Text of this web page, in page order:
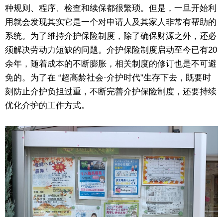
种规则、程序、检查和续保都很繁琐。但是，一旦开始利
用就会发现其实它是一个对申请人及其家人非常有帮助的
系统。为了维持介护保险制度，除了确保财源之外，还必
须解决劳动力短缺的问题。介护保险制度启动至今已有20
余年，随着成本的不断膨胀，相关制度的修订也是不可避
免的。为了在 “超高龄社会·介护时代”生存下去，既要时
刻防止介护负担过重，不断完善介护保险制度，还要持续
优化介护的工作方式。